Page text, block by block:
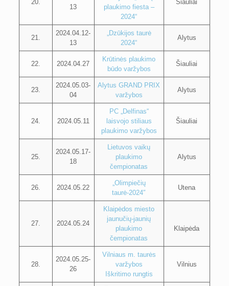
20.
13
plaukimo fiesta –
2024“
Šiauliai
21.
2024.04.12-
13
„Dzūkijos taurė
2024“
Alytus
22. 2024.04.27
Krūtinės plaukimo
būdo varžybos
Šiauliai
23.
2024.05.03-
04
Alytus GRAND PRIX
varžybos
Alytus
24. 2024.05.11
PC „Delfinas“
laisvojo stiliaus
plaukimo varžybos
Šiauliai
25.
2024.05.17-
18
Lietuvos vaikų
plaukimo
čempionatas
Alytus
26. 2024.05.22
„Olimpiečių
taurė-2024″
Utena
27. 2024.05.24
Klaipėdos miesto
jaunučių-jaunių
plaukimo
čempionatas
Klaipėda
28.
2024.05.25-
26
Vilniaus m. taurės
varžybos
Iškritimo rungtis
Vilnius